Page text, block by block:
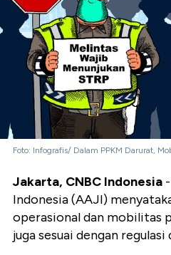
Foto: Infografis/ Dalam PPKM Darurat,
Jakarta, CNBC Indonesia
Indonesia (AAJI)
operasional dan mobilitas
juga sesuai dengan regulasi